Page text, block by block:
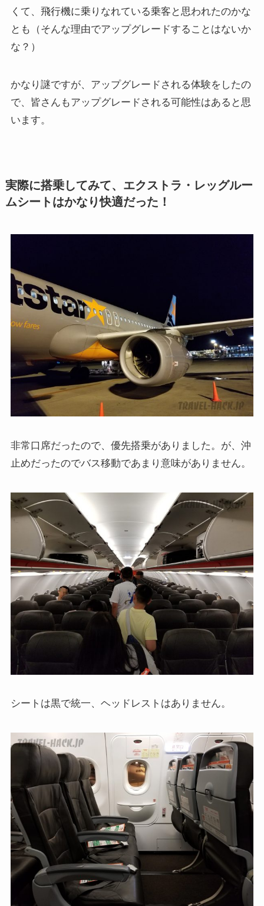
くて、飛行機に乗りなれている乗客と思われたのかな
とも（そんな理由でアップグレードすることはないか
な？）
かなり謎ですが、アップグレードされる体験をしたの
で、皆さんもアップグレードされる可能性はあると思
います。
実際に搭乗してみて、エクストラ・レッグルー
ムシートはかなり快適だった！
非常口席だったので、優先搭乗がありました。が、沖
止めだったのでバス移動であまり意味がありません。
シートは黒で統一、ヘッドレストはありません。